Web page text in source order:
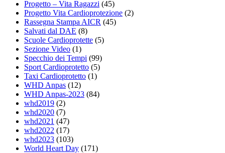
Progetto – Vita Ragazzi (45)
Progetto Vita Cardioprotezione (2)
Rassegna Stampa AICR (45)
Salvati dal DAE (8)
Scuole Cardioprotette (5)
Sezione Video (1)
Specchio dei Tempi (99)
Sport Cardioprotetto (5)
Taxi Cardioprotetto (1)
WHD Anpas (12)
WHD Anpas-2023 (84)
whd2019 (2)
whd2020 (7)
whd2021 (47)
whd2022 (17)
whd2023 (103)
World Heart Day (171)